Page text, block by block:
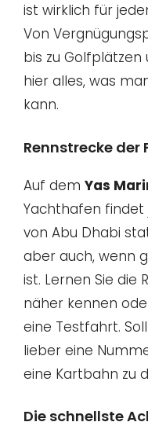
ist wirklich für
Von
bis zu Golfplätzen
hier alles, was
kann.
Rennstrecke der
Auf dem Yas
Yachthafen findet
von Abu Dhabi
aber auch, wenn
ist. Lernen Sie die
näher kennen
eine Testfahrt.
lieber eine
eine Kartbahn zu
Die schnellste